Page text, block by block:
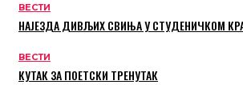
ВЕСТИ
НАЈЕЗДА ДИВЉИХ СВИЊА У СТУДЕНИЧКОМ
ВЕСТИ
КУТАК ЗА ПОЕТСКИ ТРЕНУТАК